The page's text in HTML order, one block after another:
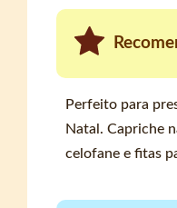
Perfeito para
Natal. Capriche
celofane e fitas